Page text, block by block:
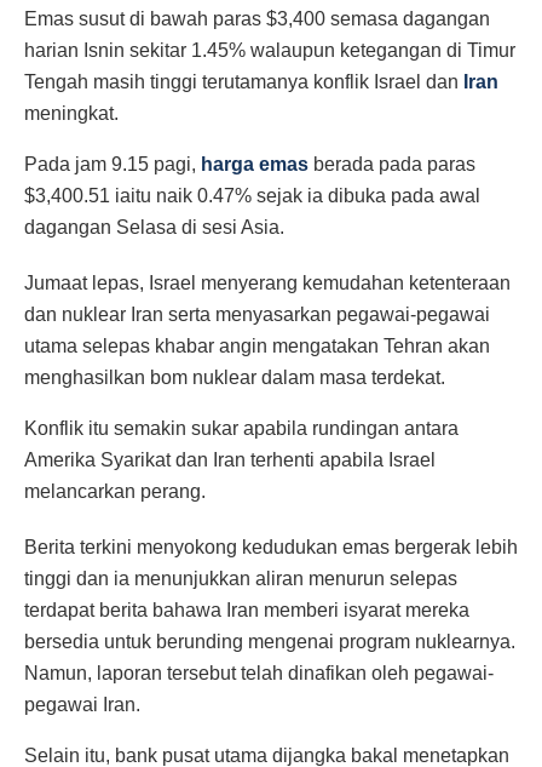
Emas susut di bawah paras $3,400 semasa dagangan
harian Isnin sekitar 1.45% walaupun ketegangan di Timur
Tengah masih tinggi terutamanya konflik Israel dan Iran
meningkat.
Pada jam 9.15 pagi, harga emas berada pada paras
$3,400.51 iaitu naik 0.47% sejak ia dibuka pada awal
dagangan Selasa di sesi Asia.
Jumaat lepas, Israel menyerang kemudahan ketenteraan
dan nuklear Iran serta menyasarkan pegawai-pegawai
utama selepas khabar angin mengatakan Tehran akan
menghasilkan bom nuklear dalam masa terdekat.
Konflik itu semakin sukar apabila rundingan antara
Amerika Syarikat dan Iran terhenti apabila Israel
melancarkan perang.
Berita terkini menyokong kedudukan emas bergerak lebih
tinggi dan ia menunjukkan aliran menurun selepas
terdapat berita bahawa Iran memberi isyarat mereka
bersedia untuk berunding mengenai program nuklearnya.
Namun, laporan tersebut telah dinafikan oleh pegawai-
pegawai Iran.
Selain itu, bank pusat utama dijangka bakal menetapkan